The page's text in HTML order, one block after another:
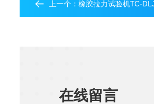
上一个：橡胶拉力试验机TC-
在线留言